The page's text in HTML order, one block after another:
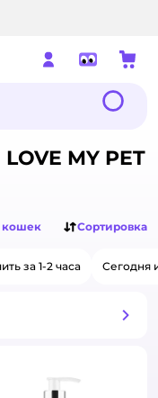
MY PET
кошек Сортировка
за 1-2 часа Сегодня